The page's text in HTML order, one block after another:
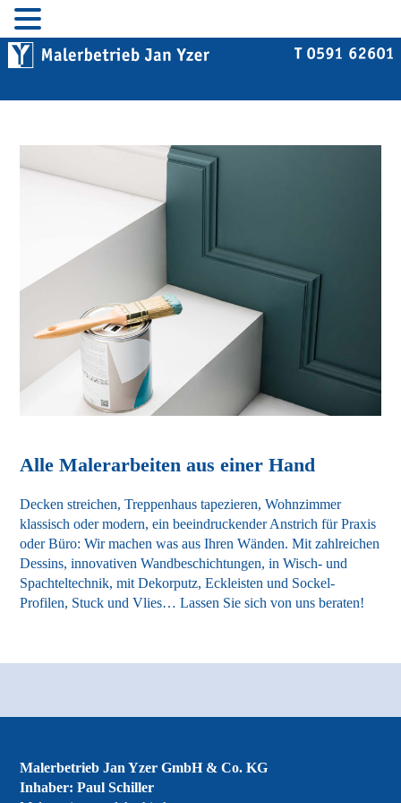
Alle Malerarbeiten aus einer Hand
Decken streichen, Treppenhaus tapezieren, Wohnzimmer
klassisch oder modern, ein beeindruckender Anstrich für Praxis
oder Büro: Wir machen was aus Ihren Wänden. Mit zahlreichen
Dessins, innovativen Wandbeschichtungen, in Wisch- und
Spachteltechnik, mit Dekorputz, Eckleisten und Sockel-
Profilen, Stuck und Vlies… Lassen Sie sich von uns beraten!
Malerbetrieb Jan Yzer GmbH & Co. KG
Inhaber: Paul Schiller